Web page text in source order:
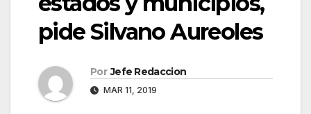
pide Silvano Aureoles
Por Jefe Redaccion
MAR 11, 2019